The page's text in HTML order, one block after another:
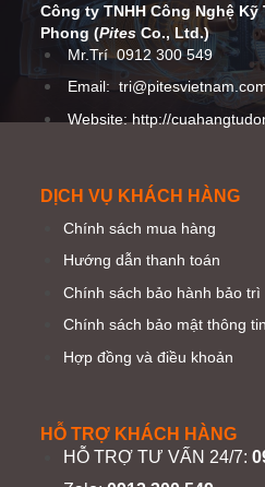
Công ty TNHH Công Nghệ
Phong (Pites Co., Ltd.)
Mr.Trí 0912 300 549
Email:
Website: http://
DỊCH VỤ KHÁCH HÀNG
Chính sách mua hàng
Hướng dẫn thanh toán
Chính sách bảo hành bảo trì
Chính sách bảo mật thông tin
Hợp đồng và điều khoản
HỖ TRỢ KHÁCH HÀNG
HỖ TRỢ TƯ VẤN 24/7: